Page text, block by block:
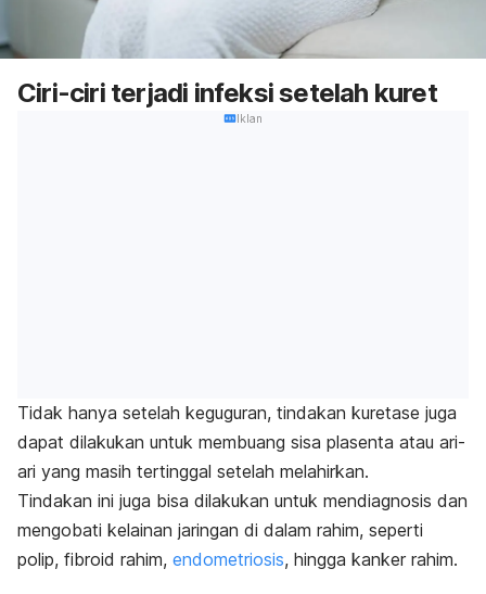
Ciri-ciri terjadi infeksi setelah kuret
Iklan
Tidak hanya setelah keguguran, tindakan kuretase juga
dapat dilakukan untuk membuang sisa plasenta atau ari-
ari yang masih tertinggal setelah melahirkan.
Tindakan ini juga bisa dilakukan untuk mendiagnosis dan
mengobati kelainan jaringan di dalam rahim, seperti
polip, fibroid rahim, endometriosis, hingga kanker rahim.